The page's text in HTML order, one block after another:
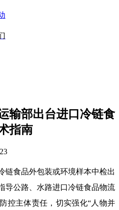
输部出台进口冷链食
指南
链食品外包装或环境样本中检出
导公路、水路进口冷链食品物流
控主体责任，切实强化“人物并